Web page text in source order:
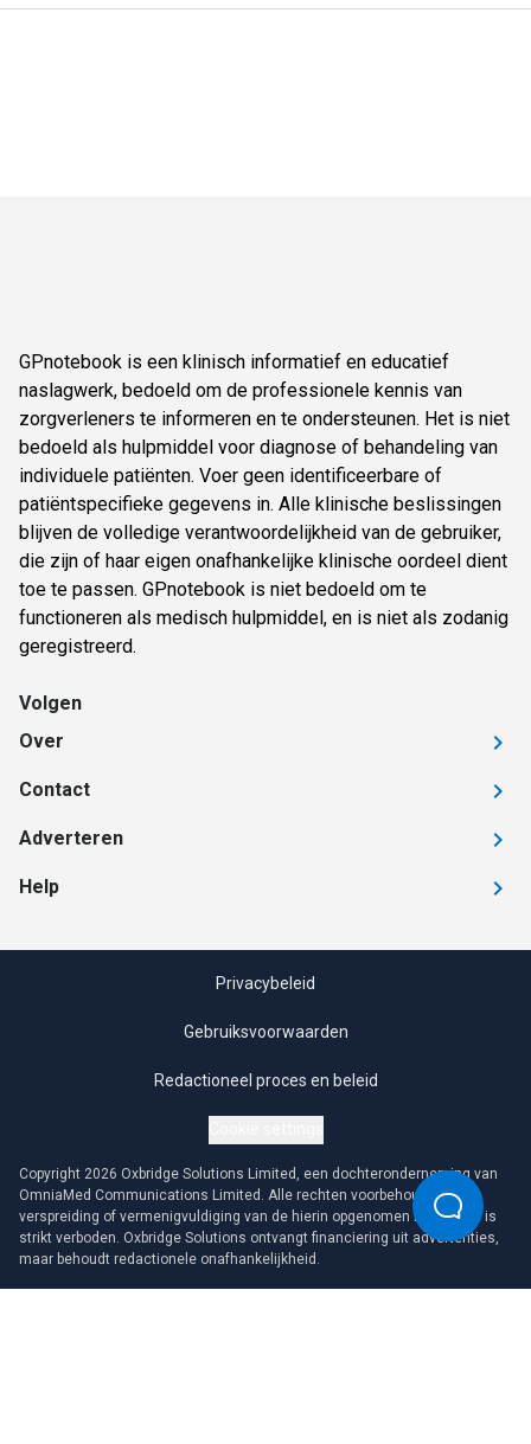
GPnotebook is een klinisch informatief en educatief
naslagwerk, bedoeld om de professionele kennis van
zorgverleners te informeren en te ondersteunen. Het is niet
bedoeld als hulpmiddel voor diagnose of behandeling van
individuele patiënten. Voer geen identificeerbare of
patiëntspecifieke gegevens in. Alle klinische beslissingen
blijven de volledige verantwoordelijkheid van de gebruiker,
die zijn of haar eigen onafhankelijke klinische oordeel dient
toe te passen. GPnotebook is niet bedoeld om te
functioneren als medisch hulpmiddel, en is niet als zodanig
geregistreerd.
Volgen
Over
Contact
Adverteren
Help
Privacybeleid
Gebruiksvoorwaarden
Redactioneel proces en beleid
Copyright 2026 Oxbridge Solutions Limited, een dochteronderneming van
OmniaMed Communications Limited. Alle rechten voorbehouden. Elke
verspreiding of vermenigvuldiging van de hierin opgenomen informatie is
strikt verboden. Oxbridge Solutions ontvangt financiering uit advertenties,
maar behoudt redactionele onafhankelijkheid.